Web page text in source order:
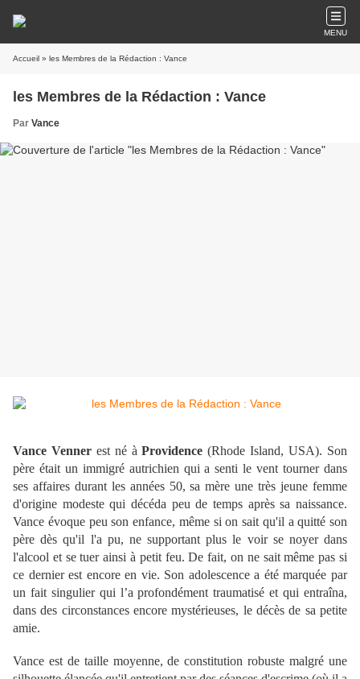
MENU
Accueil » les Membres de la Rédaction : Vance
les Membres de la Rédaction : Vance
Par Vance
Vance Venner est né àProvidence (Rhode Island, USA). Son
père était un immigré autrichien qui a senti le vent tourner dans
ses affaires durant les années 50, sa mère une très jeune femme
d'origine modeste qui décéda peu de temps après sa naissance.
Vance évoque peu son enfance, même si on sait qu'il a quitté son
père dès qu'il l'a pu, ne supportant plus le voir se noyer dans
l'alcool et se tuer ainsi à petit feu. De fait, on ne sait même pas si
ce dernier est encore en vie. Son adolescence a été marquée par
un fait singulier qui l’a profondément traumatisé et qui entraîna,
dans des circonstances encore mystérieuses, le décès de sa petite
amie.
Vance est de taille moyenne, de constitution robuste malgré une